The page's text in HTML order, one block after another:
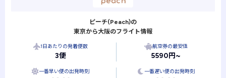
ピーチ(Peach)の
東京から大阪のフライト情報
1日あたりの発着便数
3便
航空券の最安値
5590円~
一番早い便の出発時刻 一番遅い便の出発時刻